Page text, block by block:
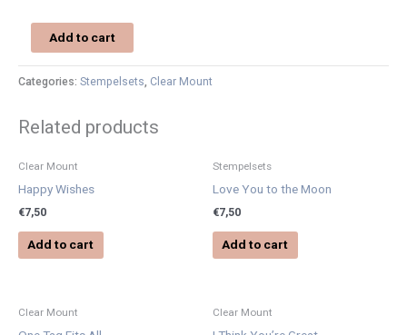
Add to cart
Categories: Stempelsets, Clear Mount
Related products
Clear Mount
Happy Wishes
€7,50
Add to cart
Stempelsets
Love You to the Moon
€7,50
Add to cart
Clear Mount Clear Mount